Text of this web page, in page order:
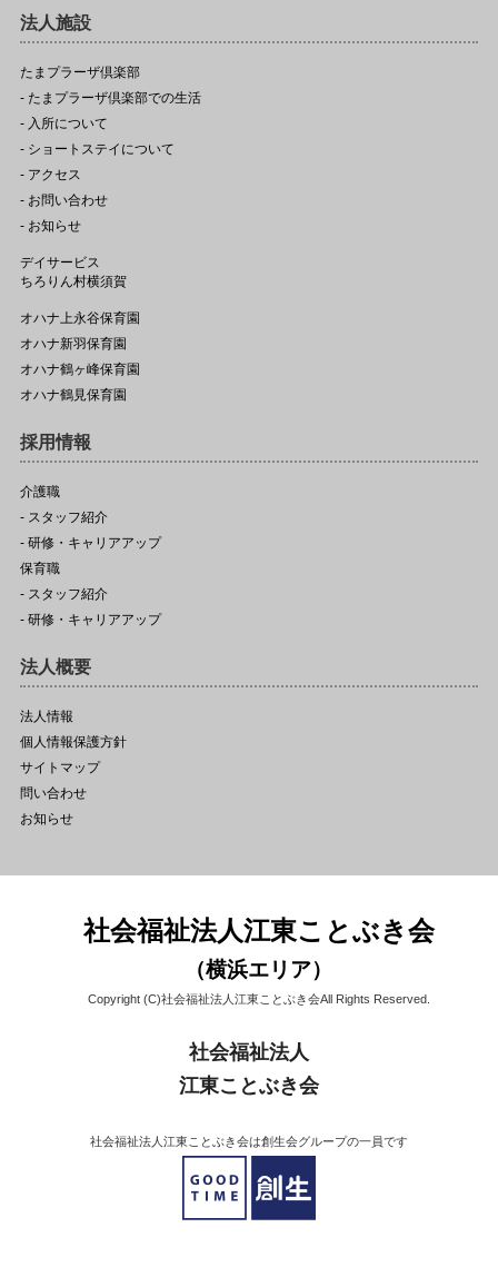
法人施設
たまプラーザ倶楽部
- たまプラーザ倶楽部での生活
- 入所について
- ショートステイについて
- アクセス
- お問い合わせ
- お知らせ
デイサービス
ちろりん村横須賀
オハナ上永谷保育園
オハナ新羽保育園
オハナ鶴ヶ峰保育園
オハナ鶴見保育園
採用情報
介護職
- スタッフ紹介
- 研修・キャリアアップ
保育職
- スタッフ紹介
- 研修・キャリアアップ
法人概要
法人情報
個人情報保護方針
サイトマップ
問い合わせ
お知らせ
社会福祉法人江東ことぶき会
（横浜エリア）
Copyright (C)社会福祉法人江東ことぶき会All Rights Reserved.
社会福祉法人
江東ことぶき会
社会福祉法人江東ことぶき会は創生会グループの一員です